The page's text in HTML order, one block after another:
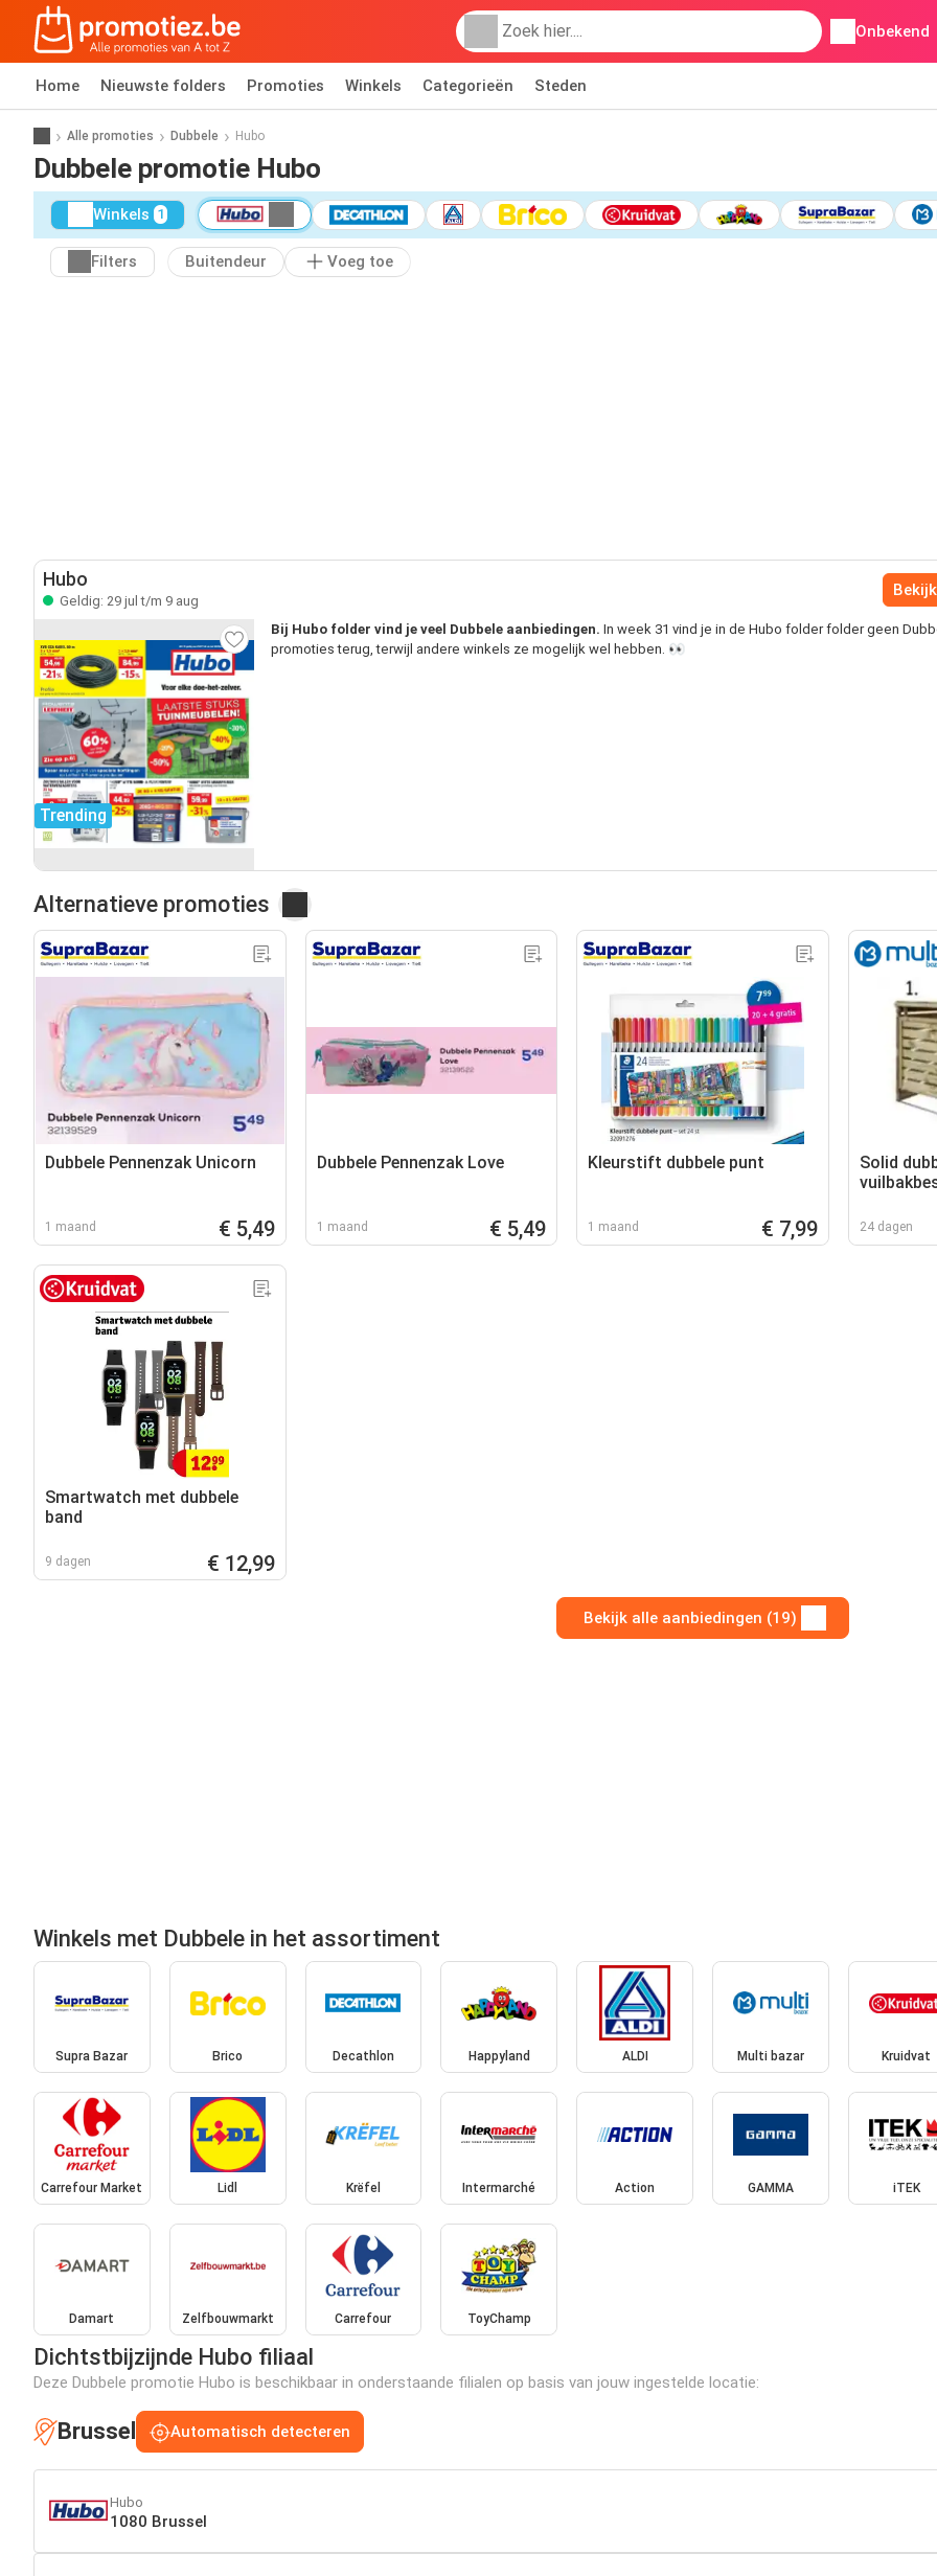
Onbekend
Home Nieuwste folders Promoties Winkels Categorieën Steden
Alle promoties Dubbele Hubo
Dubbele promotie Hubo
Winkels 1
Filters Buitendeur Voeg toe
Hubo
Geldig: 29 jul t/m 9 aug
Trending
Bij Hubo folder vind je veel Dubbele aanbiedingen. In week 31 vind je in de Hubo folder folder geen
promoties terug, terwijl andere winkels ze mogelijk wel hebben. 👀
Alternatieve promoties
Dubbele Pennenzak Unicorn
1 maand € 5,49
Dubbele Pennenzak Love
1 maand € 5,49
Kleurstift dubbele punt
1 maand € 7,99
Solid
24 dagen
Smartwatch met dubbele
band
9 dagen € 12,99
Bekijk alle aanbiedingen (19)
Winkels met Dubbele in het assortiment
Supra Bazar Brico Decathlon Happyland ALDI Multi bazar Kruidvat
Carrefour Market Lidl Krëfel Intermarché Action GAMMA iTEK
Damart Zelfbouwmarkt Carrefour ToyChamp
Dichtstbijzijnde Hubo filiaal
Deze Dubbele promotie Hubo is beschikbaar in onderstaande filialen op basis van jouw ingestelde locatie:
Brussel Automatisch detecteren
Hubo
1080 Brussel